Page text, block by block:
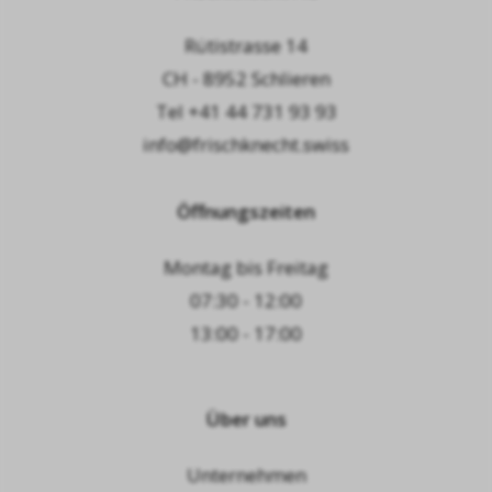
Rütistrasse 14
CH - 8952 Schlieren
Tel +41 44 731 93 93
info@frischknecht.swiss
Öffnungszeiten
Montag bis Freitag
07:30 - 12:00
13:00 - 17:00
Über uns
Unternehmen